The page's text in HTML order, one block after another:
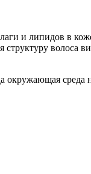
и липидов в
волоса
среда